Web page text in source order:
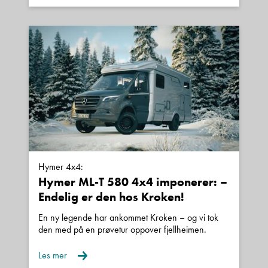
Alle våre nye biler leveres med 5 års
Norgesgaranti.
Alle våre brukte biler kan leveres med inntil 24
mnd garanti.
Innbytte:
Vi tar de fleste bobiler og campingvogner i
innbytte.
Finansiering:
Vi tilbyr gunstige finansieringstilbud gjennom våre
samarbeidspartnere.
Utstyr:
Denne siden er beskyttet av reCAPTCHA og Google
PersonvernerklæringogVilkår for bruk er gjeldende.
Kontakt avdeling
Hymer 4x4:
Hymer ML-T 580 4x4 imponerer: –
Endelig er den hos Kroken!
En ny legende har ankommet Kroken – og vi tok
den med på en prøvetur oppover fjellheimen.
Les mer